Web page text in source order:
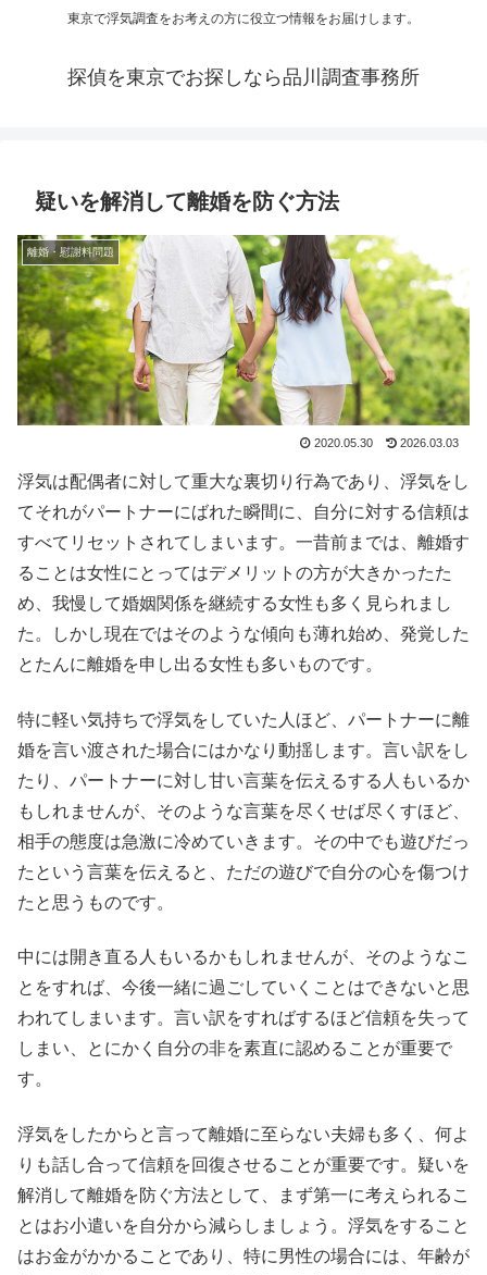
東京で浮気調査をお考えの方に役立つ情報をお届けします。
探偵を東京でお探しなら品川調査事務所
疑いを解消して離婚を防ぐ方法
離婚・慰謝料問題
2020.05.30 2026.03.03
浮気は配偶者に対して重大な裏切り行為であり、浮気をし
てそれがパートナーにばれた瞬間に、自分に対する信頼は
すべてリセットされてしまいます。一昔前までは、離婚す
ることは女性にとってはデメリットの方が大きかったた
め、我慢して婚姻関係を継続する女性も多く見られまし
た。しかし現在ではそのような傾向も薄れ始め、発覚した
とたんに離婚を申し出る女性も多いものです。
特に軽い気持ちで浮気をしていた人ほど、パートナーに離
婚を言い渡された場合にはかなり動揺します。言い訳をし
たり、パートナーに対し甘い言葉を伝えるする人もいるか
もしれませんが、そのような言葉を尽くせば尽くすほど、
相手の態度は急激に冷めていきます。その中でも遊びだっ
たという言葉を伝えると、ただの遊びで自分の心を傷つけ
たと思うものです。
中には開き直る人もいるかもしれませんが、そのようなこ
とをすれば、今後一緒に過ごしていくことはできないと思
われてしまいます。言い訳をすればするほど信頼を失って
しまい、とにかく自分の非を素直に認めることが重要で
す。
浮気をしたからと言って離婚に至らない夫婦も多く、何よ
りも話し合って信頼を回復させることが重要です。疑いを
解消して離婚を防ぐ方法として、まず第一に考えられるこ
とはお小遣いを自分から減らしましょう。浮気をすること
はお金がかかることであり、特に男性の場合には、年齢が